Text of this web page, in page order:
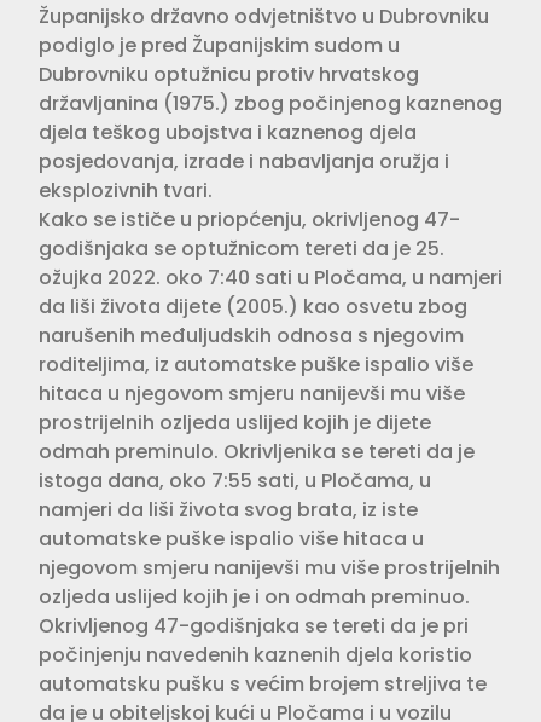
Županijsko državno odvjetništvo u Dubrovniku
podiglo je pred Županijskim sudom u
Dubrovniku optužnicu protiv hrvatskog
državljanina (1975.) zbog počinjenog kaznenog
djela teškog ubojstva i kaznenog djela
posjedovanja, izrade i nabavljanja oružja i
eksplozivnih tvari.
Kako se ističe u priopćenju, okrivljenog 47-
godišnjaka se optužnicom tereti da je 25.
ožujka 2022. oko 7:40 sati u Pločama, u namjeri
da liši života dijete (2005.) kao osvetu zbog
narušenih međuljudskih odnosa s njegovim
roditeljima, iz automatske puške ispalio više
hitaca u njegovom smjeru nanijevši mu više
prostrijelnih ozljeda uslijed kojih je dijete
odmah preminulo. Okrivljenika se tereti da je
istoga dana, oko 7:55 sati, u Pločama, u
namjeri da liši života svog brata, iz iste
automatske puške ispalio više hitaca u
njegovom smjeru nanijevši mu više prostrijelnih
ozljeda uslijed kojih je i on odmah preminuo.
Okrivljenog 47-godišnjaka se tereti da je pri
počinjenju navedenih kaznenih djela koristio
automatsku pušku s većim brojem streljiva te
da je u obiteljskoj kući u Pločama i u vozilu